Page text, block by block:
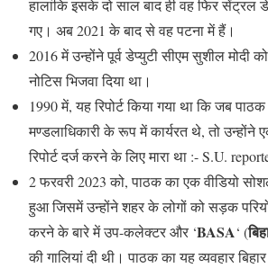
हालांकि इसके दो साल बाद ही वह फिर सेंट्रल
गए। अब 2021 के बाद से वह पटना में हैं।
2016 में उन्होंने पूर्व डेप्युटी सीएम सुशील मोदी
नोटिस भिजवा दिया था।
1990 में, यह रिपोर्ट किया गया था कि जब
मण्डलाधिकारी के रूप में कार्यरत थे, तो
रिपोर्ट दर्ज करने के लिए मारा था :- S.U.
2 फरवरी 2023 को, पाठक का एक वीडियो
हुआ जिसमें उन्होंने शहर के लोगों को सड़क
करने के बारे में उप-कलेक्टर और ‘BASA‘ (
की गालियां दी थी। पाठक का यह व्यवहार